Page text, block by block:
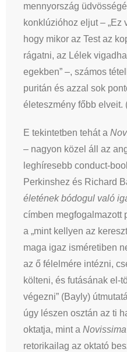
mennyország
konklúzióhoz eljut – „Ez
hogy mikor az Test az
rágatni, az Lélek
egekben” –, számos
puritán és azzal sok
életeszmény főbb elveit.
E tekintetben tehát a
– nagyon közel áll az
leghíresebb conduct-
Perkinshez és Richard
életének bódogul való
címben megfogalmazott
a „mint kellyen az
maga igaz isméretiben
az ő félelmére intézni,
költeni, és futásának el-
végezni” (Bayly)
úgy lészen osztán az ti
oktatja, mint a
retorikailag az oktató